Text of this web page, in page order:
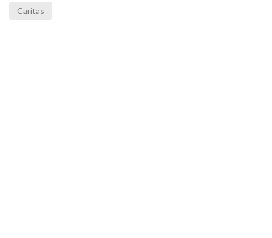
Caritas